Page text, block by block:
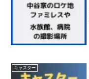
キャスター